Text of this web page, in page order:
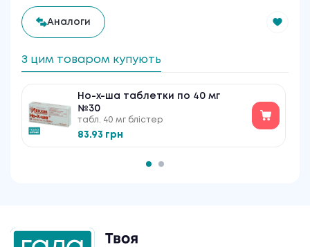
Аналоги
З цим товаром купують
Но-х-ша таблетки по 40 мг
№30
табл. 40 мг блістер
83.93 грн